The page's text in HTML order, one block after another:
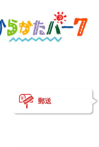
郵送